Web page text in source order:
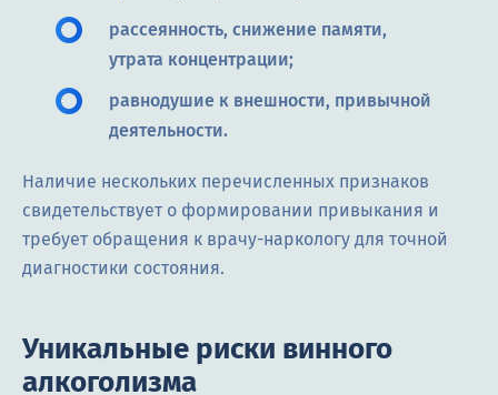
рассеянность, снижение памяти,
утрата концентрации;
равнодушие к внешности, привычной
деятельности.
Наличие нескольких перечисленных признаков
свидетельствует о формировании привыкания и
требует обращения к врачу-наркологу для точной
диагностики состояния.
Уникальные риски винного
алкоголизма